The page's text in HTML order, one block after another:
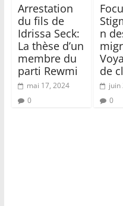
Arrestation
du fils de
Idrissa Seck:
La thèse d’un
membre du
parti Rewmi
mai 17, 2024
0
n
de
juin
0